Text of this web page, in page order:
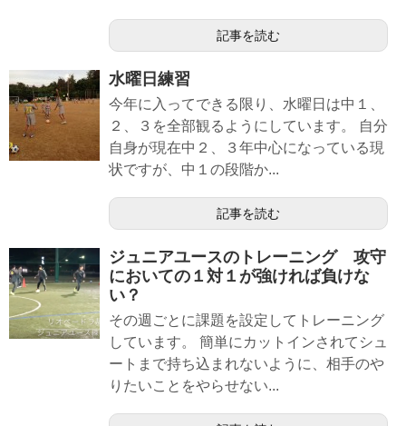
記事を読む
水曜日練習
今年に入ってできる限り、水曜日は中１、
２、３を全部観るようにしています。 自分
自身が現在中２、３年中心になっている現
状ですが、中１の段階か...
記事を読む
ジュニアユースのトレーニング 攻守
においての１対１が強ければ負けな
い？
その週ごとに課題を設定してトレーニング
しています。 簡単にカットインされてシュ
ートまで持ち込まれないように、相手のや
りたいことをやらせない...